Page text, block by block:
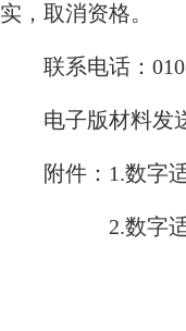
实，取消资格。
联系电话：010-
电子版材料发送
附件：1.数字适
2.数字适老助